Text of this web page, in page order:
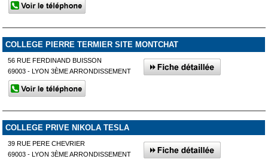
COLLEGE PIERRE TERMIER SITE MONTCHAT
56 RUE FERDINAND BUISSON
69003 - LYON 3ÈME ARRONDISSEMENT
COLLEGE PRIVE NIKOLA TESLA
39 RUE PERE CHEVRIER
69003 - LYON 3ÈME ARRONDISSEMENT